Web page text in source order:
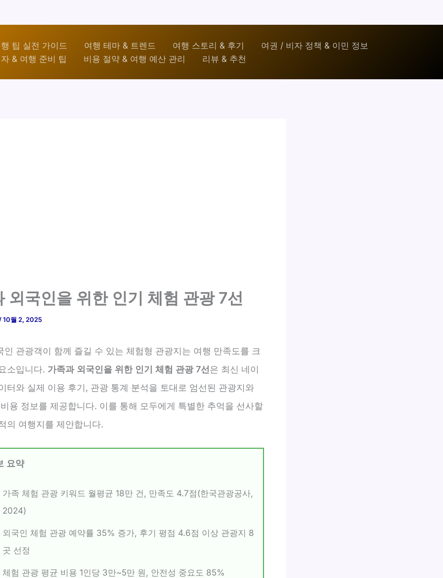
팁 실전 가이드 여행 테마 & 트렌드 여행 스토리 & 후기
여권 / 비자 정책 & 이민 정보
& 여행 준비 팁
비용 절약 & 여행 예산 관리 리뷰 & 추천
외국인을 위한 인기 체험 관광 7선
10월 2, 2025
인 관광객이 함께 즐길 수 있는 체험형 관광지는 여행 만족도를 크
소입니다. 가족과 외국인을 위한 인기 체험 관광 7선 은 최신 네이
터와 실제 이용 후기, 관광 통계 분석을 토대로 엄선된 관광지와
용 정보를 제공합니다. 이를 통해 모두에게 특별한 추억을 선사할
의 여행지를 제안합니다.
요약
가족 체험 관광 키워드 월평균 18만 건, 만족도 4.7점(한국관광공사,
2024)
외국인 체험 관광 예약률 35% 증가, 후기 평점 4.6점 이상 관광지 8
곳 선정
체험 관광 평균 비용 1인당 3만~5만 원, 안전성 중요도 85%